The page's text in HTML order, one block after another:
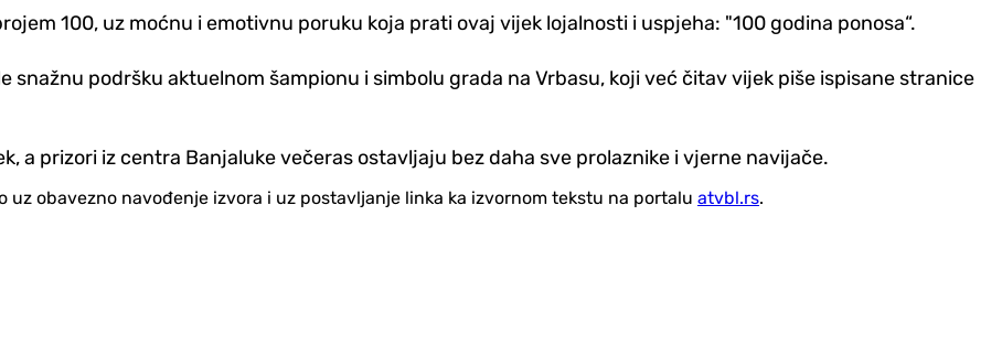
100, uz moćnu i emotivnu poruku koja prati ovaj vijek lojalnosti i uspjeha: "100 godina ponosa“.
snažnu podršku aktuelnom šampionu i simbolu grada na Vrbasu, koji već čitav vijek piše ispisane stranice
a prizori iz centra Banjaluke večeras ostavljaju bez daha sve prolaznike i vjerne navijače.
obavezno navođenje izvora i uz postavljanje linka ka izvornom tekstu na portalu atvbl.rs.